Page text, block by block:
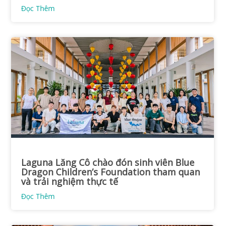
Đọc Thêm
Laguna Lăng Cô chào đón sinh viên Blue
Dragon Children’s Foundation tham quan
và trải nghiệm thực tế
Đọc Thêm